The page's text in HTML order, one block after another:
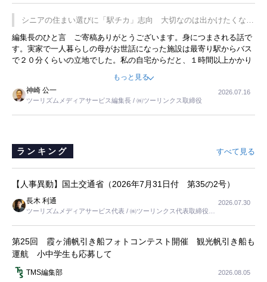
プレミアムヨーグルトを販売するにあたり、社内に懸念もあったそう
です。永井社長は、駐車場に都内ナンバーの高級外車が停まっている
ことに目をつけ、高級商品でも売れると確信したそうです。今回の記
事を懐かしく読みました。
シニアの住まい選びに「駅チカ」志向 大切なのは出かけたくなる
暮らし
編集長のひと言 ご寄稿ありがとうございます。身につまされる話で
す。実家で一人暮らしの母がお世話になった施設は最寄り駅からバス
で２０分くらいの立地でした。私の自宅からだと、１時間以上かかり
ました。母の住まいから近いという理由で、その施設を選択したので
すが、私と妹にとっては、半日仕事ででした。シニアの住まい選び
は、当人だけではなく、世話をする家族の足の便も考えない外池ない
と思いました。
もっと見る
神崎 公一
ツーリズムメディアサービス編集長 / ㈱ツーリンクス取締役
2026.07.16
ランキング すべて見る
【人事異動】国土交通省（2026年7月31日付 第35の2号）
長木 利通
ツーリズムメディアサービス代表 / ㈱ツーリンクス代表取締役社
2026.07.30
第25回 霞ヶ浦帆引き船フォトコンテスト開催 観光帆引き船も
運航 小中学生も応募して
TMS編集部 2026.08.05